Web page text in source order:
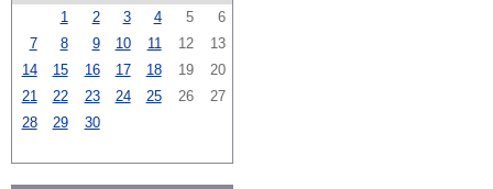
1
2 3 4 5
6
7
8 9 10 11 12
13
14
15 16 17 18 19
20
21
22 23 24 25 26
27
28
29 30